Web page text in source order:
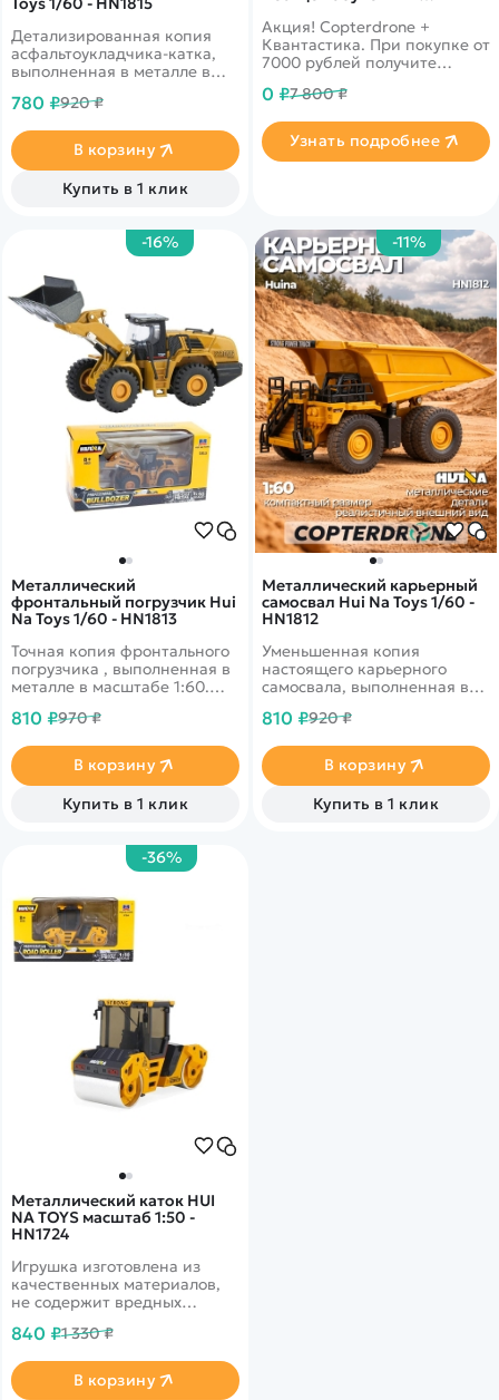
Акция! Copterdrone +
Квантастика. При покупке от
7000 рублей получите
нашего партнера
0 ₽7 800 ₽
Узнать подробнее
Детализированная копия
асфальтоукладчика-катка,
выполненная в металле в
всю коллекцию
780 ₽920 ₽
В корзину
Купить в 1 клик
-16%
Металлический
фронтальный погрузчик Hui
Na Toys 1/60 - HN1813
Точная копия фронтального
погрузчика , выполненная в
металле в масштабе 1:60.
строительной техники!
810 ₽970 ₽
В корзину
Купить в 1 клик
-11%
Металлический карьерный
самосвал Hui Na Toys 1/60 -
HN1812
Уменьшенная копия
настоящего карьерного
самосвала, выполненная в
Станет отличным
или её отличным началом!
810 ₽920 ₽
В корзину
Купить в 1 клик
-36%
Металлический каток HUI
NA TOYS масштаб 1:50 -
HN1724
Игрушка изготовлена из
качественных материалов,
не содержит вредных
безопасна для детей.
840 ₽1 330 ₽
В корзину